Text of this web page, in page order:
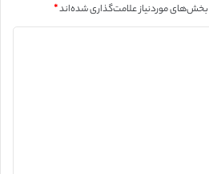
بخش‌های موردنیاز علامت‌گذاری شده‌اند*